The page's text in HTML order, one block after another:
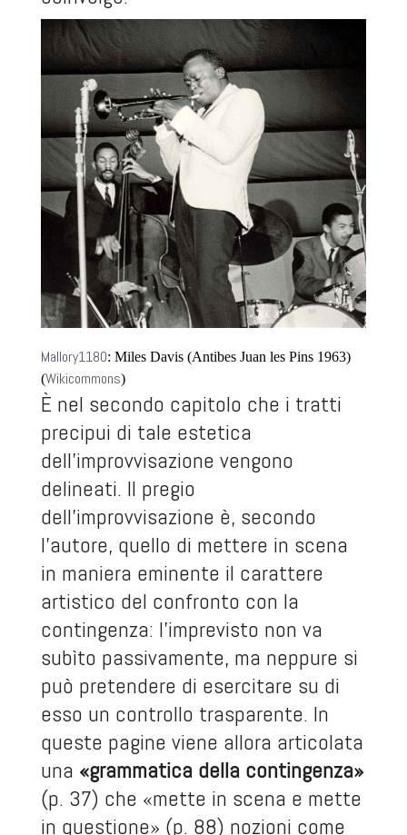
Mallory1180: Miles Davis (Antibes Juan les Pins 1963)
(Wikicommons)
È nel secondo capitolo che i tratti
precipui di tale estetica
dell’improvvisazione vengono
delineati. Il pregio
dell’improvvisazione è, secondo
l’autore, quello di mettere in scena
in maniera eminente il carattere
artistico del confronto con la
contingenza: l’imprevisto non va
subìto passivamente, ma neppure si
può pretendere di esercitare su di
esso un controllo trasparente. In
queste pagine viene allora articolata
una «grammatica della contingenza»
(p. 37) che «mette in scena e mette
in questione» (p. 88) nozioni come